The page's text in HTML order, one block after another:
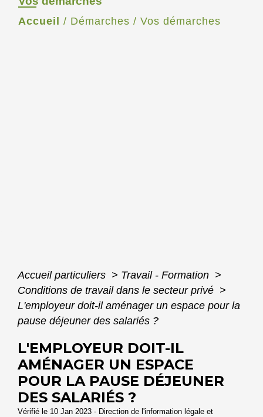
Accueil / Démarches / Vos démarches
Accueil particuliers > Travail - Formation >
Conditions de travail dans le secteur privé >
L'employeur doit-il aménager un espace pour la
pause déjeuner des salariés ?
L'EMPLOYEUR DOIT-IL
AMÉNAGER UN ESPACE
POUR LA PAUSE DÉJEUNER
DES SALARIÉS ?
Vérifié le 10 Jan 2023 - Direction de l'information légale et